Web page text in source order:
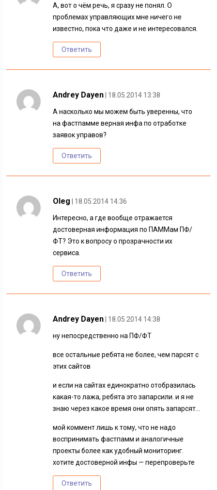
А, вот о чём речь, я сразу не понял. О
проблемах управляющих мне ничего не
известно, пока что даже и не интересовался.
Ответить
Andrey Dayen | 18.05.2014 13:38
А насколько мы можем быть уверенны, что
на фастпамме верная инфа по отработке
заявок управов?
Ответить
Oleg | 18.05.2014 14:36
Интересно, а где вообще отражается
достоверная информация по ПАММам ПФ/
ФТ? Это к вопросу о прозрачности их
сервиса.
Ответить
Andrey Dayen | 18.05.2014 14:38
ну непосредственно на ПФ/ФТ
все остальные ребята не более, чем парсят с
этих сайтов
и если на сайтах единократно отобразилась
какая-то лажа, ребята это запарсили. и я не
знаю через какое время они опять запарсят…
мой коммент лишь к тому, что не надо
воспринимать фастпамм и аналогичные
проекты более как удобный мониторинг.
хотите достоверной инфы — перепроверьте
Ответить